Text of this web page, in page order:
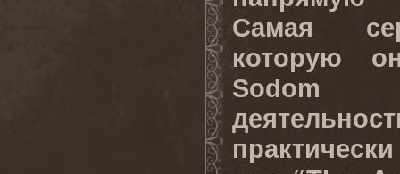
Самая
которую
Sodom